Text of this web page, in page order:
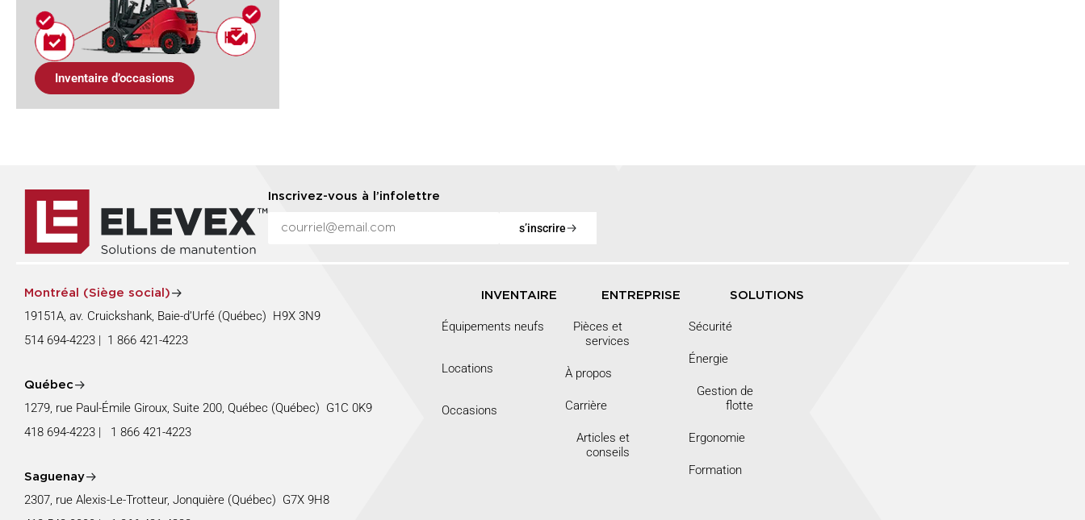
Inventaire d’occasions
Inscrivez-vous à l’infolettre
s’inscrire
Montréal (Siège social)
19151A, av. Cruickshank, Baie-d’Urfé (Québec) H9X 3N9
514 694-4223 | 1 866 421-4223
Québec
1279, rue Paul-Émile Giroux, Suite 200, Québec (Québec) G1C 0K9
418 694-4223 | 1 866 421-4223
Saguenay
2307, rue Alexis-Le-Trotteur, Jonquière (Québec) G7X 9H8
INVENTAIRE
Équipements neufs
Locations
Occasions
ENTREPRISE
Pièces et
services
À propos
Carrière
Articles et
conseils
SOLUTIONS
Sécurité
Énergie
Gestion de
flotte
Ergonomie
Formation